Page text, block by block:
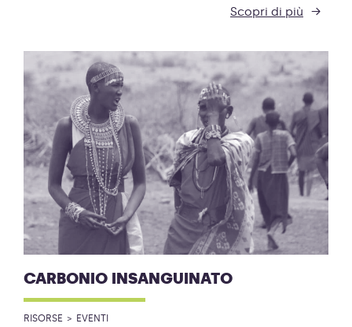
Scopri di più
CARBONIO INSANGUINATO
RISORSE EVENTI